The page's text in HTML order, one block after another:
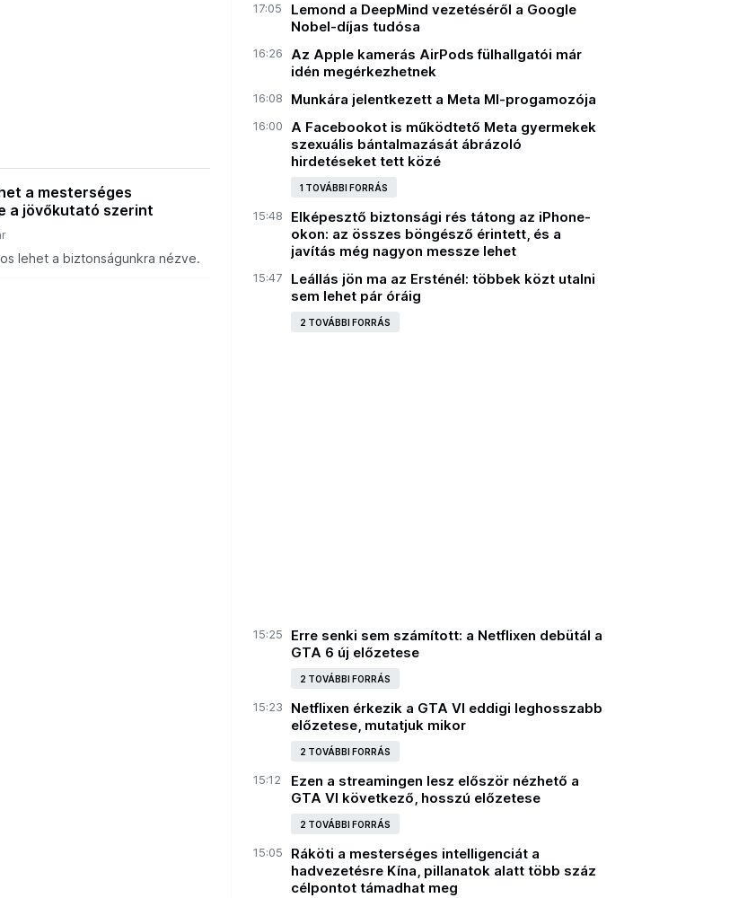
a mesterséges
a jövőkutató szerint
lehet a biztonságunkra nézve.
17:05
Lemond a DeepMind vezetéséről a Google
Nobel-díjas tudósa
16:26
Az Apple kamerás AirPods fülhallgatói már
idén megérkezhetnek
16:08 Munkára jelentkezett a Meta MI-progamozója
16:00
A Facebookot is működtető Meta gyermekek
szexuális bántalmazását ábrázoló
hirdetéseket tett közé
1 TOVÁBBI FORRÁS
15:48
Elképesztő biztonsági rés tátong az iPhone-
okon: az összes böngésző érintett, és a
javítás még nagyon messze lehet
15:47
Leállás jön ma az Ersténél: többek közt utalni
sem lehet pár óráig
2 TOVÁBBI FORRÁS
15:25
Erre senki sem számított: a Netflixen debütál a
GTA 6 új előzetese
2 TOVÁBBI FORRÁS
15:23
Netflixen érkezik a GTA VI eddigi leghosszabb
előzetese, mutatjuk mikor
2 TOVÁBBI FORRÁS
15:12
Ezen a streamingen lesz először nézhető a
GTA VI következő, hosszú előzetese
2 TOVÁBBI FORRÁS
15:05
Ráköti a mesterséges intelligenciát a
hadvezetésre Kína, pillanatok alatt több száz
célpontot támadhat meg